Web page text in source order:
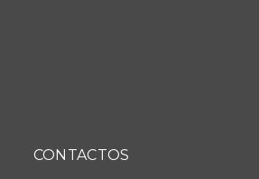
CONTACTOS